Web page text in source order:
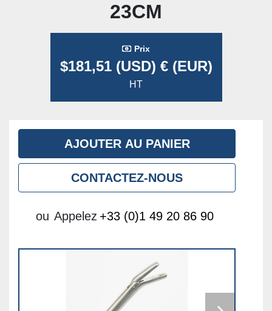
23CM
Prix
$181,51 (USD) € (EUR)
HT
AJOUTER AU PANIER
CONTACTEZ-NOUS
ou Appelez +33 (0)1 49 20 86 90